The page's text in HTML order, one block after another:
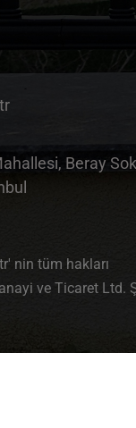
Beray
nin tüm hakları
ve Ticaret Ltd.